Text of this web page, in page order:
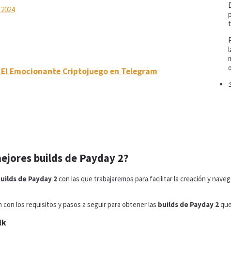
Emocionante Criptojuego en Telegram
builds de Payday 2?
de Payday 2con las que trabajaremos para facilitar la creación y
los requisitos y pasos a seguir para obtener las builds de Payday 2